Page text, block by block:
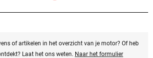
of artikelen in het overzicht van je motor? Of heb
Laat het ons weten. Naar het formulier